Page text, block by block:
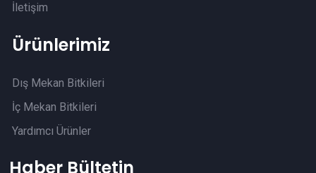
İletişim
Ürünlerimiz
Dış Mekan Bitkileri
İç Mekan Bitkileri
Yardımcı Ürünler
Haber Bültetin